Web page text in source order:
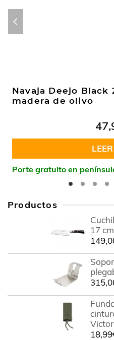
Navaja Deejo Black
madera de olivo
Porte gratuito en
Productos
17
18,99